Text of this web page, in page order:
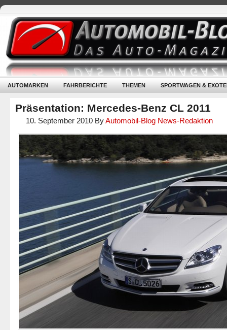
AUTOMARKEN FAHRBERICHTE THEMEN SPORTWAGEN &
Präsentation: Mercedes-Benz CL 2011
10. September 2010 ByAutomobil-Blog News-Redaktion